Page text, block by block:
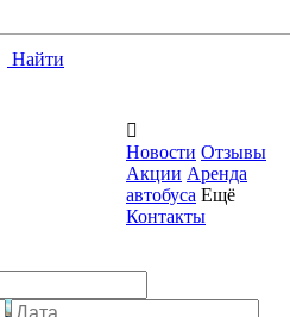
Найти

Новости Отзывы
Акции Аренда
автобуса Ещё
Контакты